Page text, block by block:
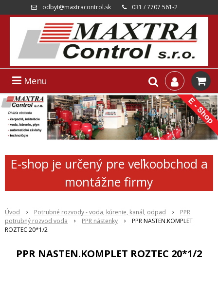
odbyt@maxtracontrol.sk 031 / 7707 561-2
Menu
E-shop je určený pre veľkoobchod a
montážne firmy
Úvod Potrubné rozvody - voda, kúrenie, kanál, odpad
PPR
potrubný rozvod voda
PPR nástenky
PPR NASTEN.KOMPLET
ROZTEC 20*1/2
PPR NASTEN.KOMPLET ROZTEC 20*1/2